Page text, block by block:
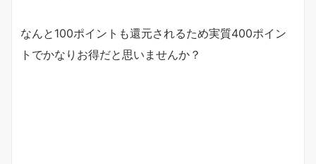
なんと100ポイントも還元されるため実質400ポイン
トでかなりお得だと思いませんか？